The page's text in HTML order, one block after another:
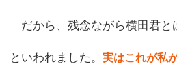
だから、残念ながら横田君と
といわれました。実はこれが私